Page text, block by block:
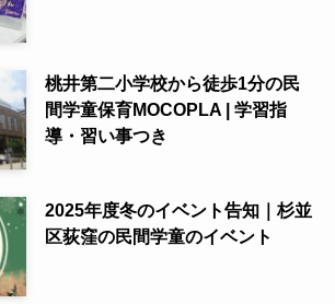
桃井第二小学校から徒歩1分の民
間学童保育MOCOPLA | 学習指
導・習い事つき
2025年度冬のイベント告知｜杉並
区荻窪の民間学童のイベント